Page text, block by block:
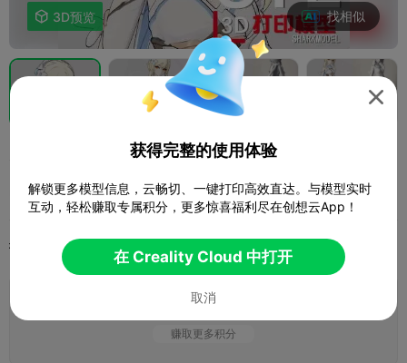
 3D预览 找相似
自制玩具真香
打印配置 微缩模型 角色与怪物
添加打印配置
赚取更多积分

获得完整的使用体验
解锁更多模型信息，云畅切、一键打印高效直达。与模型实时
互动，轻松赚取专属积分，更多惊喜福利尽在创想云App！
在 Creality Cloud 中打开
取消